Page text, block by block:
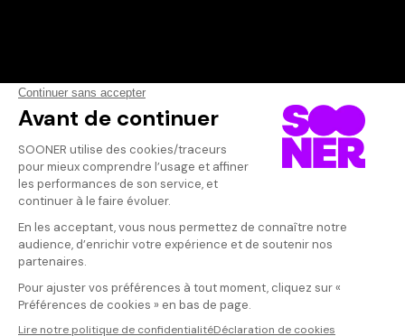
Vos avis
Donnez votre avis
Votre note
Votre commentaire
Il faut vous connecter pour
publier un avis
carrément
moment